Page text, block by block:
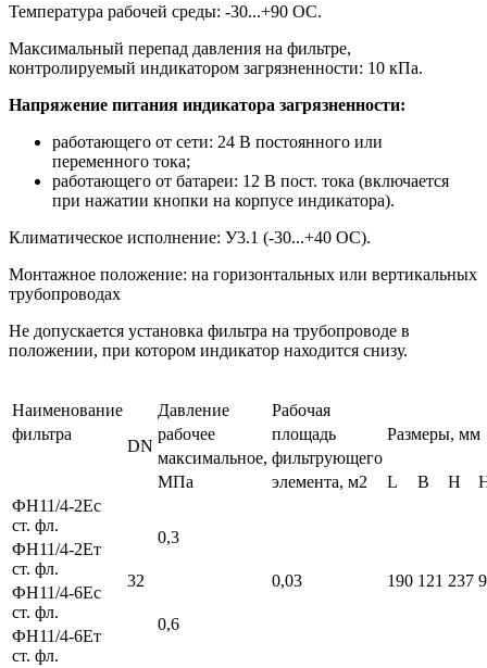
Температура рабочей среды: -30...+90 ОС.
Максимальный перепад давления на фильтре,
контролируемый индикатором загрязненности: 10 кПа.
Напряжение питания индикатора загрязненности:
работающего от сети: 24 В постоянного или
переменного тока;
работающего от батареи: 12 В пост. тока (включается
при нажатии кнопки на корпусе индикатора).
Климатическое исполнение: У3.1 (-30...+40 ОС).
Монтажное положение: на горизонтальных или вертикальных
трубопроводах
Не допускается установка фильтра на трубопроводе в
положении, при котором индикатор находится снизу.
Наименование
DN
Давление
Рабочая
Размеры, мм
фильтра рабочее
площадь
максимальное, фильтрующего
МПа
элемента, м2 L B H
ФН11/4-2Ес
ст. фл.
32
0,3
0,03 190 121 237
ФН11/4-2Ет
ст. фл.
ФН11/4-6Ес
ст. фл.
0,6
ФН11/4-6Ет
ст. фл.